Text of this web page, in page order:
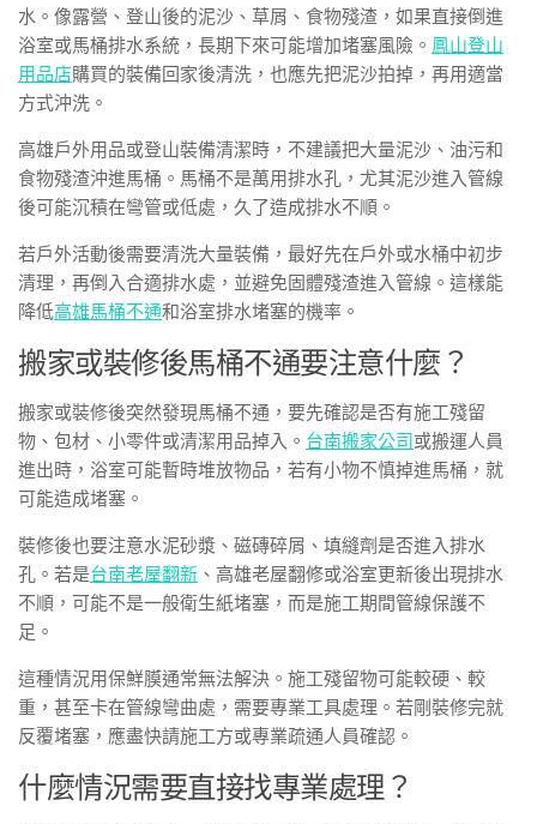
水。像露營、登山後的泥沙、草屑、食物殘渣，如果直接倒進
浴室或馬桶排水系統，長期下來可能增加堵塞風險。 鳳山登山
用品店購買的裝備回家後清洗，也應先把泥沙拍掉，再用適當
方式沖洗。
高雄戶外用品或登山裝備清潔時，不建議把大量泥沙、油污和
食物殘渣沖進馬桶。馬桶不是萬用排水孔，尤其泥沙進入管線
後可能沉積在彎管或低處，久了造成排水不順。
若戶外活動後需要清洗大量裝備，最好先在戶外或水桶中初步
清理，再倒入合適排水處，並避免固體殘渣進入管線。這樣能
降低高雄馬桶不通和浴室排水堵塞的機率。
搬家或裝修後馬桶不通要注意什麼？
搬家或裝修後突然發現馬桶不通，要先確認是否有施工殘留
物、包材、小零件或清潔用品掉入。 台南搬家公司或搬運人員
進出時，浴室可能暫時堆放物品，若有小物不慎掉進馬桶，就
可能造成堵塞。
裝修後也要注意水泥砂漿、磁磚碎屑、填縫劑是否進入排水
孔。若是台南老屋翻新 、高雄老屋翻修或浴室更新後出現排水
不順，可能不是一般衛生紙堵塞，而是施工期間管線保護不
足。
這種情況用保鮮膜通常無法解決。施工殘留物可能較硬、較
重，甚至卡在管線彎曲處，需要專業工具處理。若剛裝修完就
反覆堵塞，應盡快請施工方或專業疏通人員確認。
什麼情況需要直接找專業處理？